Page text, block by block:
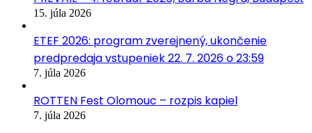
15. júla 2026
ETEF 2026: program zverejnený, ukončenie
predpredaja vstupeniek 22. 7. 2026 o 23:59
7. júla 2026
ROTTEN Fest Olomouc – rozpis kapiel
7. júla 2026